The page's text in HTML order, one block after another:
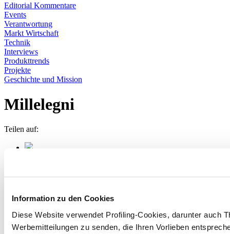
Information zu den Cookies
Diese Website verwendet Profiling-Cookies, darunter auch
Werbemitteilungen zu senden, die Ihren Vorlieben
Editorial Kommentare
Events
Verantwortung
Markt Wirtschaft
Technik
Interviews
Produkttrends
Projekte
Geschichte und Mission
Millelegni
Teilen auf: